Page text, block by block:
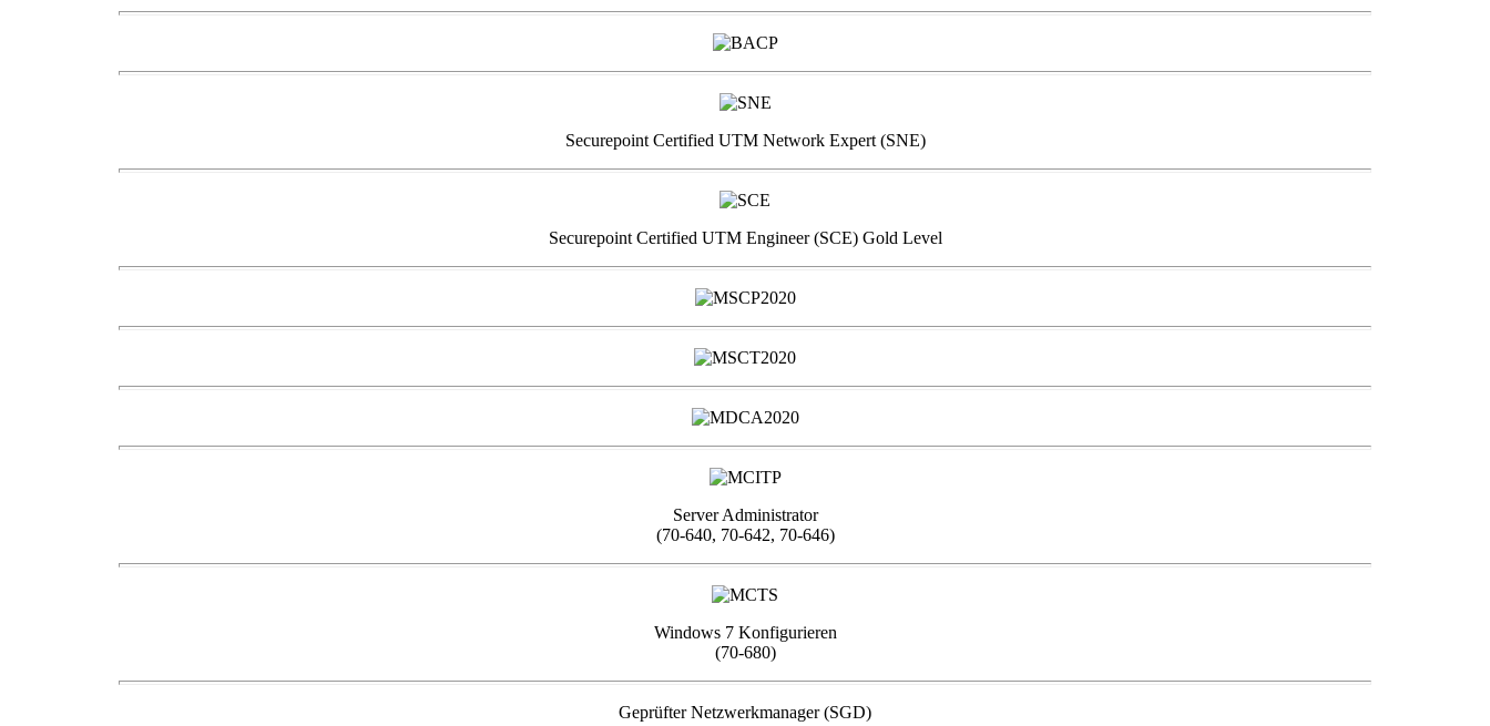
Securepoint Certified UTM Network Expert (SNE)
Securepoint Certified UTM Engineer (SCE) Gold Level
Server Administrator
(70-640, 70-642, 70-646)
Windows 7 Konfigurieren
(70-680)
Geprüfter Netzwerkmanager (SGD)